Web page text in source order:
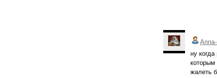
ну
которым
жалеть